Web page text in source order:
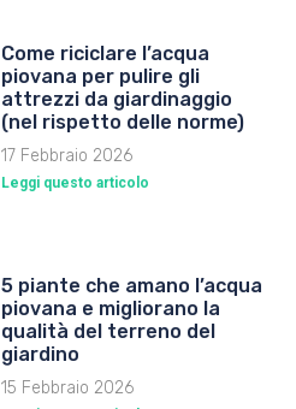
Come riciclare l’acqua
piovana per pulire gli
attrezzi da giardinaggio
(nel rispetto delle norme)
17 Febbraio 2026
Leggi questo articolo
5 piante che amano l’acqua
piovana e migliorano la
qualità del terreno del
giardino
15 Febbraio 2026